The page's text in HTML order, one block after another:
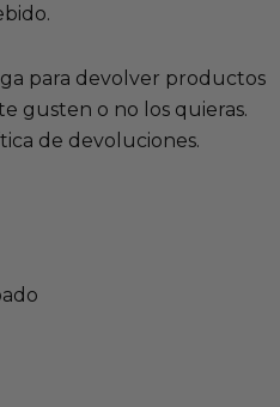
para devolver productos
gusten o no los quieras.
de devoluciones.